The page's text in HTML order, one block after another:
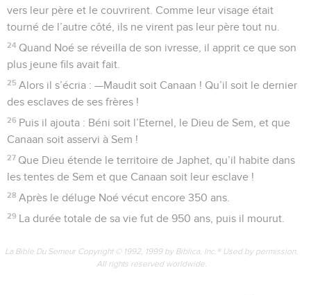
vers leur père et le couvrirent. Comme leur visage était
tourné de l’autre côté, ils ne virent pas leur père tout nu.
24 Quand Noé se réveilla de son ivresse, il apprit ce que son
plus jeune fils avait fait.
25 Alors il s’écria : —Maudit soit Canaan ! Qu’il soit le dernier
des esclaves de ses frères !
26 Puis il ajouta : Béni soit l’Eternel, le Dieu de Sem, et que
Canaan soit asservi à Sem !
27 Que Dieu étende le territoire de Japhet, qu’il habite dans
les tentes de Sem et que Canaan soit leur esclave !
28 Après le déluge Noé vécut encore 350 ans.
29 La durée totale de sa vie fut de 950 ans, puis il mourut.
La Bible Du Semeur Copyright © 1992, 1999 by Biblica, Inc.® Used by permission.
All rights reserved worldwide.